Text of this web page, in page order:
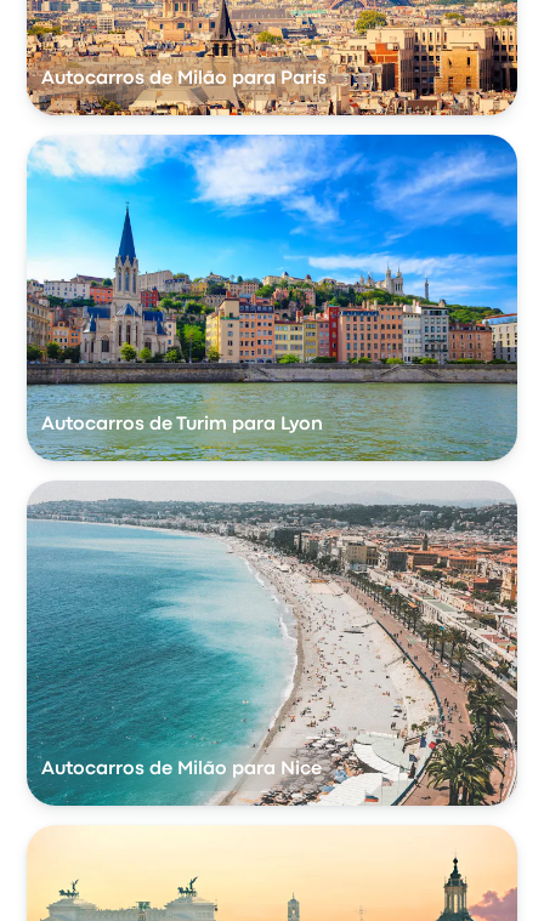
Autocarros de Milão para Paris
Autocarros de Turim para Lyon
Autocarros de Milão para Nice